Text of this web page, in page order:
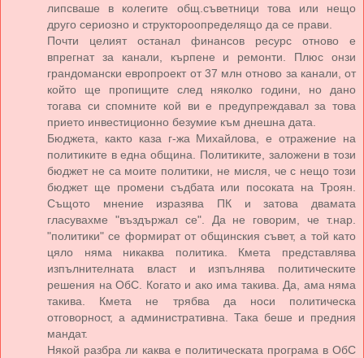
липсваше в колегите общ.съветници това или нещо
друго сериозно и структороопределящо да се прави.
Почти целият останал финансов ресурс отново е
впрегнат за канали, кърпене и ремонти. Плюс онзи
грандомански европроект от 37 млн отново за канали, от
който ще пропищите след няколко години, но дано
тогава си спомните кой ви е предупреждавал за това
прието инвестиционно безумие към днешна дата.
Бюджета, както каза г-жа Михайлова, е отражение на
политиките в една община. Политиките, заложени в този
бюджет не са моите политики, не мисля, че с нещо този
бюджет ще промени съдбата или посоката на Троян.
Същото мнение изразява ПК и затова двамата
гласувахме "въздържал се". Да не говорим, че т.нар.
"политики" се формират от общинския съвет, а той като
цяло няма никаква политика. Кмета представлява
изпълнителната власт и изпълнява политическите
решения на ОбС. Когато и ако има такива. Да, ама няма
такива. Кмета не трябва да носи политическа
отговорност, а административна. Така беше и предния
мандат.
Някой разбра ли каква е политическата програма в ОбС